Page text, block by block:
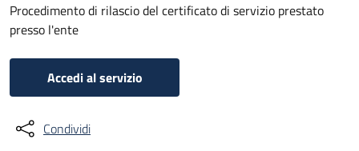
Procedimento di rilascio del certificato di servizio prestato
presso l'ente
Accedi al servizio
Condividi